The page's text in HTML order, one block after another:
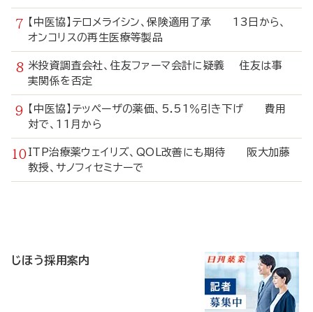
【中医協】テロメライシン、保険適用了承 13日から、
オンコリスの再生医療等製品
米投資調査会社、住友ファーマ会計に疑義 住友は事
実関係を否定
【中医協】テッペーザの薬価、5.51％引き下げ 費用
対で、11月から
ITP治療薬ウェイリズ、QOL改善にも期待 阪大加藤
教授、サノフィセミナーで
じほう採用案内